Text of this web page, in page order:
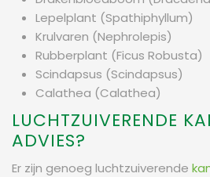
Lepelplant (Spathiphyllum)
Krulvaren (Nephrolepis)
Rubberplant (Ficus Robusta)
Scindapsus (Scindapsus)
Calathea (Calathea)
LUCHTZUIVERENDE
ADVIES?
Er zijn genoeg luchtzuiverende